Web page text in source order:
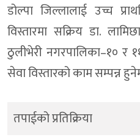
डोल्पा जिल्लालाई उच्च
विस्तारमा सक्रिय डा.
ठुलीभेरी नगरपालिका–१० र
सेवा विस्तारको काम सम्पन्न
तपाईको प्रतिक्रिया